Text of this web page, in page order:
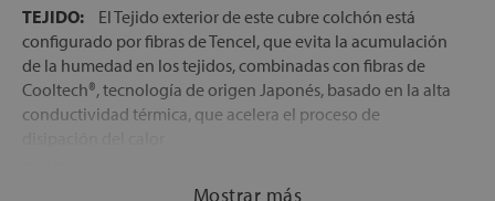
TEJIDO:
El Tejido exterior de este cubre colchón está
configurado por fibras de Tencel, que evita la acumulación
de la humedad en los tejidos, combinadas con fibras de
Cooltech®, tecnología de origen Japonés, basado en la alta
conductividad térmica, que acelera el proceso de
Mostrar más